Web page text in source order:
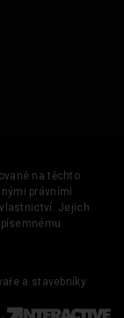
na těchto
právními
Jejich
a stavebníky